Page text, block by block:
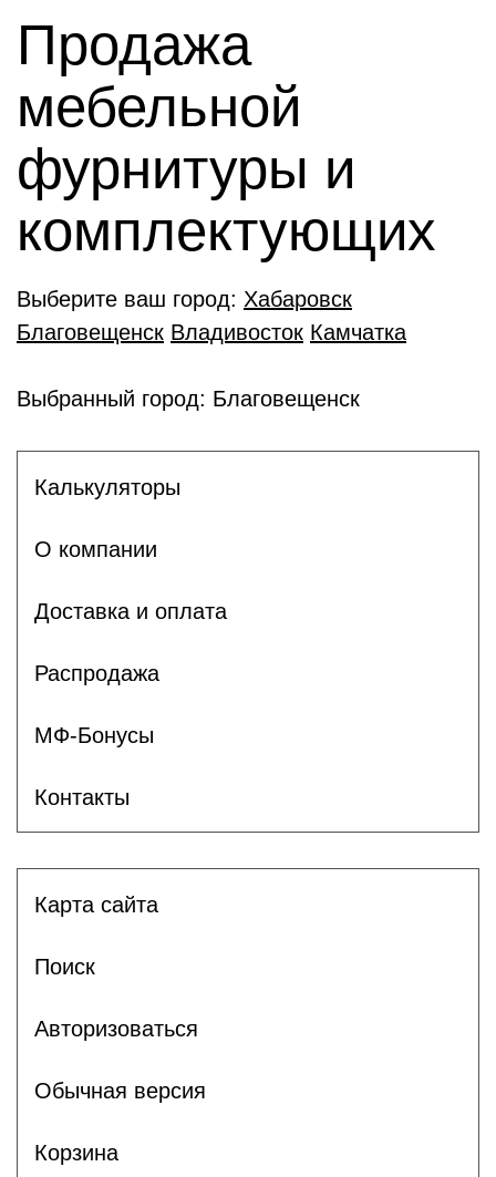
Продажа
мебельной
фурнитуры и
комплектующиx
Выберите ваш город: Хабаровск
Благовещенск Владивосток Камчатка
Выбранный город: Благовещенск
Калькуляторы
О компании
Доставка и оплата
Распродажа
МФ-Бонусы
Контакты
Карта сайта
Поиск
Авторизоваться
Обычная версия
Корзина